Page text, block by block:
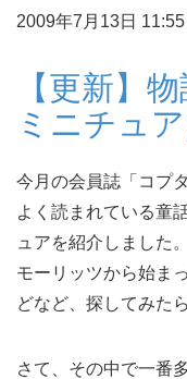
2009年7月13日 11:55
【更新】
ミニチュ
今月の会員誌「コプ
よく読まれている童
ュアを紹介しました
モーリッツから始ま
どなど、探してみた
さて、その中で一番